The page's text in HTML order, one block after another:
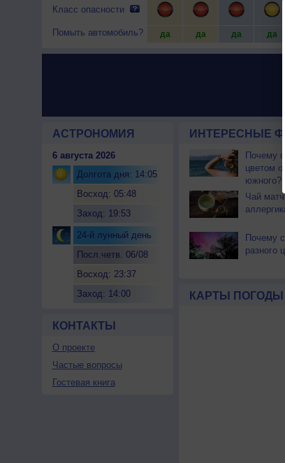
Класс опасности
Помыть автомобиль? да да да да
АСТРОНОМИЯ
6 августа 2026
Долгота дня: 14:05
Восход: 05:48
Заход: 19:53
24-й лунный день
Посл.четв. 06/08
Восход: 23:37
Заход: 14:00
КОНТАКТЫ
О проекте
Частые вопросы
Гостевая книга
ИНТЕРЕСНЫЕ
Почему
цветом
южного?
Чай
Почему
разного
КАРТЫ ПОГОДЫ